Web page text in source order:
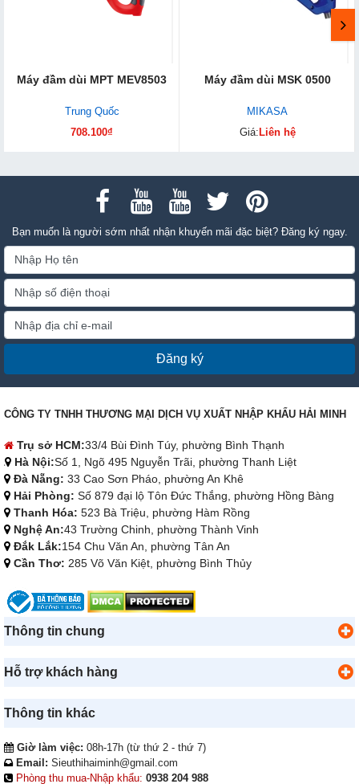
Máy đầm dùi MPT MEV8503
Trung Quốc
708.100₫
Máy đầm dùi MSK 0500
MIKASA
Giá: Liên hệ
Bạn muốn là người sớm nhất nhận khuyến mãi đặc biệt? Đăng ký ngay.
Đăng ký
CÔNG TY TNHH THƯƠNG MẠI DỊCH VỤ XUẤT NHẬP KHẨU HẢI MINH
Trụ sở HCM:33/4 Bùi Đình Túy, phường Bình Thạnh
Hà Nội:Số 1, Ngõ 495 Nguyễn Trãi, phường Thanh Liệt
Đà Nẵng: 33 Cao Sơn Pháo, phường An Khê
Hải Phòng: Số 879 đại lộ Tôn Đức Thắng, phường Hồng Bàng
Thanh Hóa: 523 Bà Triệu, phường Hàm Rồng
Nghệ An:43 Trường Chinh, phường Thành Vinh
Đắk Lắk:154 Chu Văn An, phường Tân An
Cần Thơ: 285 Võ Văn Kiệt, phường Bình Thủy
Thông tin chung
Hỗ trợ khách hàng
Thông tin khác
Giờ làm việc: 08h-17h (từ thứ 2 - thứ 7)
Email: Sieuthihaiminh@gmail.com
Phòng thu mua-Nhập khẩu: 0938 204 988